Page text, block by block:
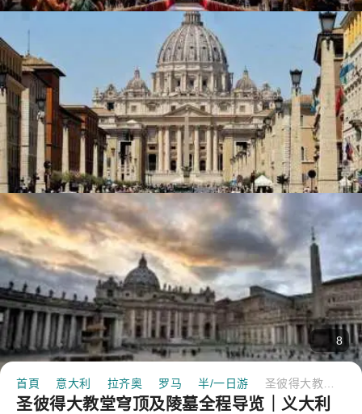
8
首頁 意大利 拉齐奥 罗马 半/一日游
圣彼得大教堂穹顶及陵墓全程导览｜义大利